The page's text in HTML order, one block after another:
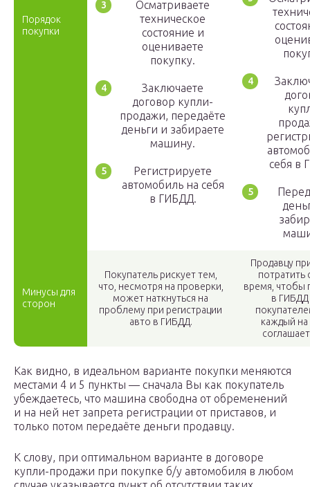
Порядок
покупки
Осматриваете
техническое
состояние и
оцениваете
покупку.
Заключаете
договор купли-
продажи, передаёте
деньги и забираете
машину.
Регистрируете
автомобиль на себя
в ГИБДД.
себя в
Минусы для
сторон
Покупатель рискует тем,
что, несмотря на проверки,
может наткнуться на
проблему при регистрации
авто в ГИБДД.
Продавцу
потратить
время, чтобы
в ГИБДД
каждый на
Как видно, в идеальном варианте покупки меняются
местами 4 и 5 пункты — сначала Вы как покупатель
убеждаетесь, что машина свободна от обременений
и на ней нет запрета регистрации от приставов, и
только потом передаёте деньги продавцу.
К слову, при оптимальном варианте в договоре
купли-продажи при покупке б/у автомобиля в любом